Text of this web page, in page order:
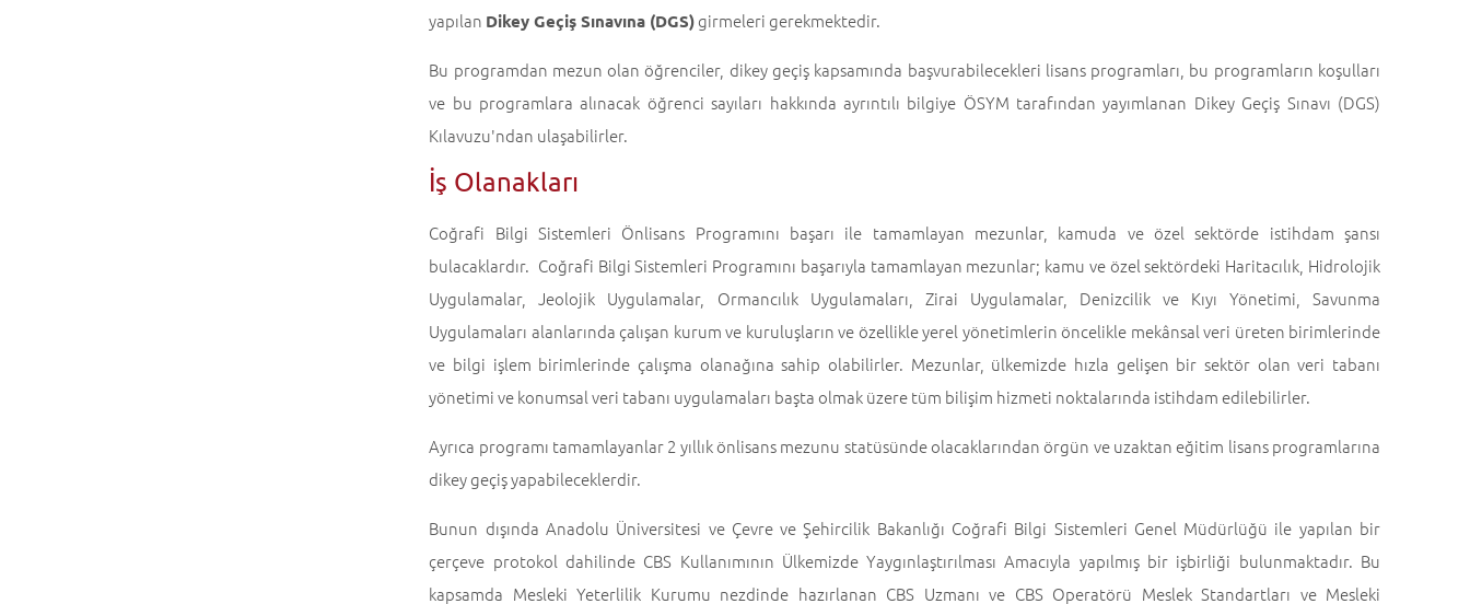
yapılan Dikey Geçiş Sınavına (DGS)girmeleri gerekmektedir.
Bu programdan mezun olan öğrenciler, dikey geçiş kapsamında başvurabilecekleri lisans programları, bu programların koşulları
ve bu programlara alınacak öğrenci sayıları hakkında ayrıntılı bilgiye ÖSYM tarafından yayımlanan Dikey Geçiş Sınavı (DGS)
Kılavuzu'ndan ulaşabilirler.
İş Olanakları
Coğrafi Bilgi Sistemleri Önlisans Programını başarı ile tamamlayan mezunlar, kamuda ve özel sektörde istihdam şansı
bulacaklardır. Coğrafi Bilgi Sistemleri Programını başarıyla tamamlayan mezunlar; kamu ve özel sektördeki Haritacılık, Hidrolojik
Uygulamalar, Jeolojik Uygulamalar, Ormancılık Uygulamaları, Zirai Uygulamalar, Denizcilik ve Kıyı Yönetimi, Savunma
Uygulamaları alanlarında çalışan kurum ve kuruluşların ve özellikle yerel yönetimlerin öncelikle mekânsal veri üreten birimlerinde
ve bilgi işlem birimlerinde çalışma olanağına sahip olabilirler. Mezunlar, ülkemizde hızla gelişen bir sektör olan veri tabanı
yönetimi ve konumsal veri tabanı uygulamaları başta olmak üzere tüm bilişim hizmeti noktalarında istihdam edilebilirler.
Ayrıca programı tamamlayanlar 2 yıllık önlisans mezunu statüsünde olacaklarından örgün ve uzaktan eğitim lisans programlarına
dikey geçiş yapabileceklerdir.
Bunun dışında Anadolu Üniversitesi ve Çevre ve Şehircilik Bakanlığı Coğrafi Bilgi Sistemleri Genel Müdürlüğü ile yapılan bir
çerçeve protokol dahilinde CBS Kullanımının Ülkemizde Yaygınlaştırılması Amacıyla yapılmış bir işbirliği bulunmaktadır. Bu
kapsamda Mesleki Yeterlilik Kurumu nezdinde hazırlanan CBS Uzmanı ve CBS Operatörü Meslek Standartları ve Mesleki